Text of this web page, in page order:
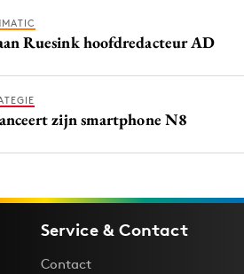
Ruesink hoofdredacteur AD
zijn smartphone N8
Service & Contact
Contact